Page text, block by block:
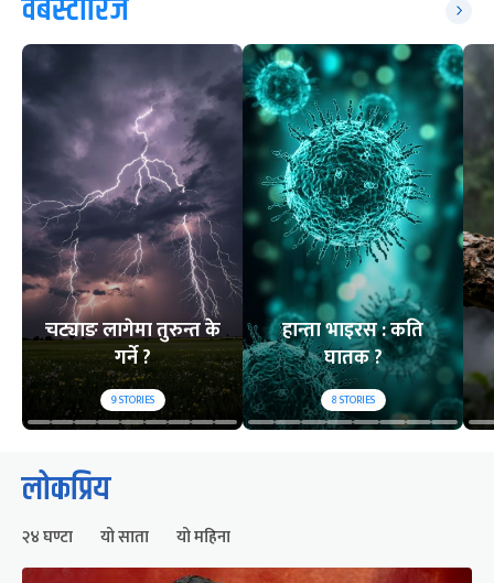
वेबस्टोरिज
चट्याङ लागेमा तुरुन्त के
गर्ने ?
9STORIES
हान्ता भाइरस : कति
घातक ?
8STORIES
लोकप्रिय
२४ घण्टा यो साता यो महिना